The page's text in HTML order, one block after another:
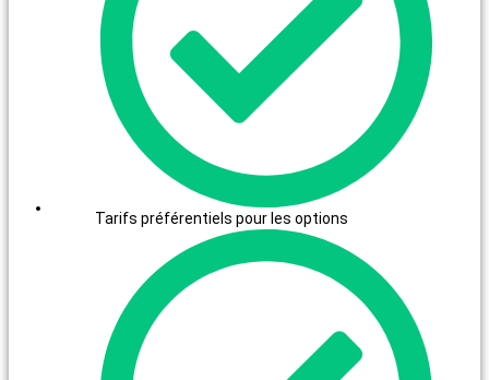
Tarifs préférentiels pour les options